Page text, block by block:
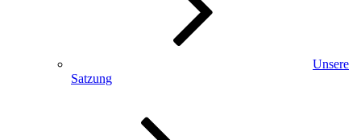
Unsere
Satzung